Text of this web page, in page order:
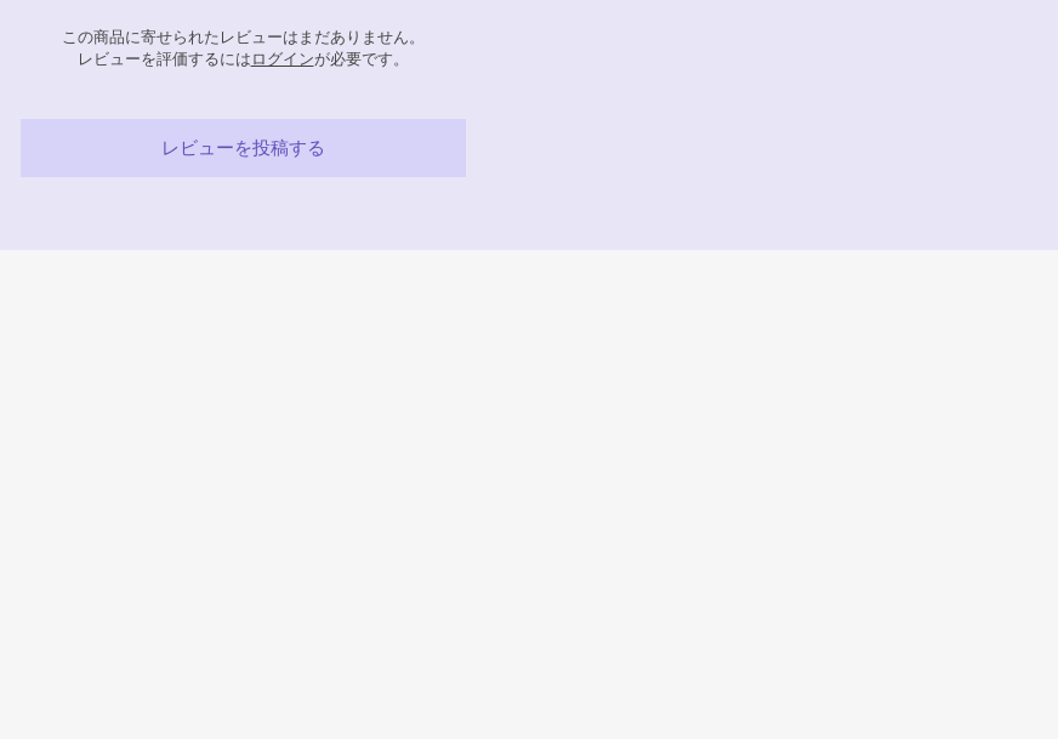
この商品に寄せられたレビューはまだありません。
レビューを評価するには ログインが必要です。
レビューを投稿する